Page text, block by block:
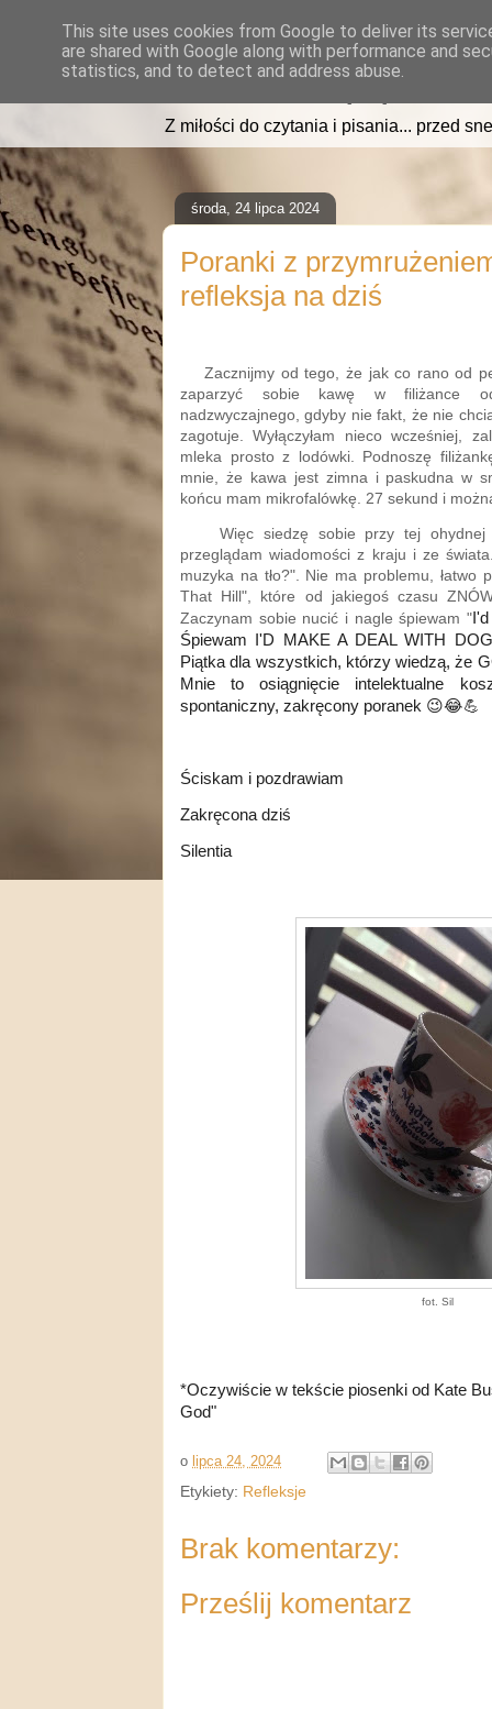
read2sleep.pl
Z miłości do czytania i pisania... przed
środa, 24 lipca 2024
Poranki z
refleksja na dziś
Zacznijmy od tego, że jak co rano od
zaparzyć sobie kawę w filiżance
nadzwyczajnego, gdyby nie fakt, że nie
zagotuje. Wyłączyłam nieco wcześniej,
mleka prosto z lodówki. Podnoszę
mnie, że kawa jest zimna i paskudna w
końcu mam mikrofalówkę. 27 sekund i
Więc siedzę sobie przy tej ohydnej
przeglądam wiadomości z kraju i ze
muzyka na tło?". Nie ma problemu, łatwo
That Hill", które od jakiegoś czasu
Zaczynam sobie nucić i nagle śpiewam "
Śpiewam I'D MAKE A DEAL WITH
Piątka dla wszystkich, którzy wiedzą, że
Mnie to osiągnięcie intelektualne
spontaniczny, zakręcony poranek 😉😂💪
Ściskam i pozdrawiam
Zakręcona dziś
Silentia
fot. Sil
*Oczywiście w tekście piosenki od Kate
God"
o lipca 24, 2024
Etykiety: Refleksje
Brak komentarzy:
Prześlij komentarz
This site uses cookies from Google to deliver its
are shared with Google along with performance and
statistics, and to detect and address abuse.